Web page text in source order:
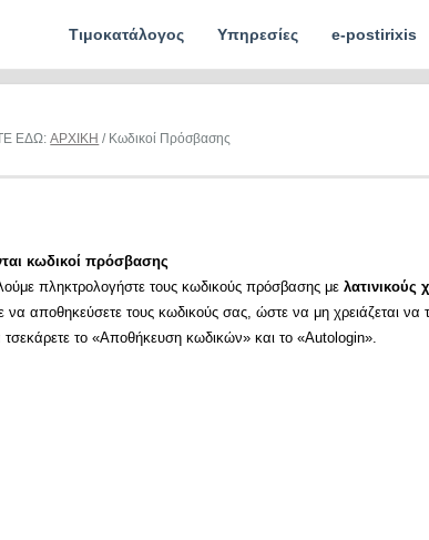
Τιμοκατάλογος Υπηρεσίες e-postirixis
ΕΔΩ:ΑΡΧΙΚΗ / Κωδικοί Πρόσβασης
κωδικοί πρόσβασης
πληκτρολογήστε τους κωδικούς πρόσβασης μελατινικούς
να αποθηκεύσετε τους κωδικούς σας, ώστε να μη χρειάζεται
τσεκάρετε το «Αποθήκευση κωδικών» και το «Autologin».